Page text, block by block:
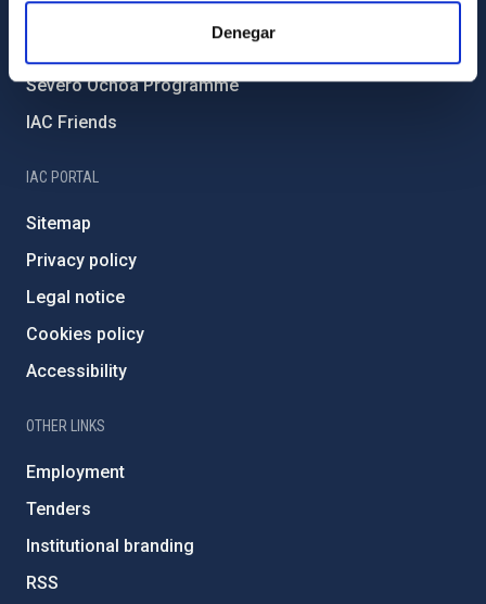
Denegar
IAC Projects
Severo Ochoa Programme
IAC Friends
IAC PORTAL
Sitemap
Privacy policy
Legal notice
Cookies policy
Accessibility
OTHER LINKS
Employment
Tenders
Institutional branding
RSS